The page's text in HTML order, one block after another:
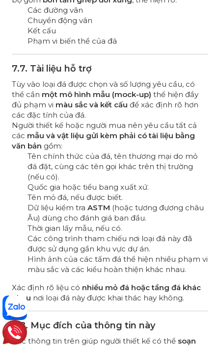
Các đường vân
Chuyển động vân
Kết cấu
Phạm vi biến thể của đá
7.7. Tài liệu hỗ trợ
Tùy vào loại đá được chọn và số lượng yêu cầu, có
thể cần một mô hình mẫu (mock-up) thể hiện đầy
đủ phạm vi màu sắc và kết cấu để xác định rõ hơn
các đặc tính của đá.
Người thiết kế hoặc người mua nên yêu cầu tất cả
các mẫu và vật liệu gửi kèm phải có tài liệu bằng
văn bản gồm:
Tên chính thức của đá, tên thương mại do mỏ
đá đặt, cùng các tên gọi khác trên thị trường
(nếu có).
Quốc gia hoặc tiểu bang xuất xứ.
Tên mỏ đá, nếu được biết.
Dữ liệu kiểm tra ASTM (hoặc tương đương châu
Âu) dùng cho đánh giá ban đầu.
Thời gian lấy mẫu, nếu có.
Các công trình tham chiếu nơi loại đá này đã
được sử dụng gần khu vực dự án.
Hình ảnh của các tấm đá thể hiện nhiều phạm vi
màu sắc và các kiểu hoàn thiện khác nhau.
Xác định rõ liệu có nhiều mỏ đá hoặc tầng đá khác
nhau nơi loại đá này được khai thác hay không.
7.8. Mục đích của thông tin này
Các thông tin trên giúp người thiết kế có thể soạn